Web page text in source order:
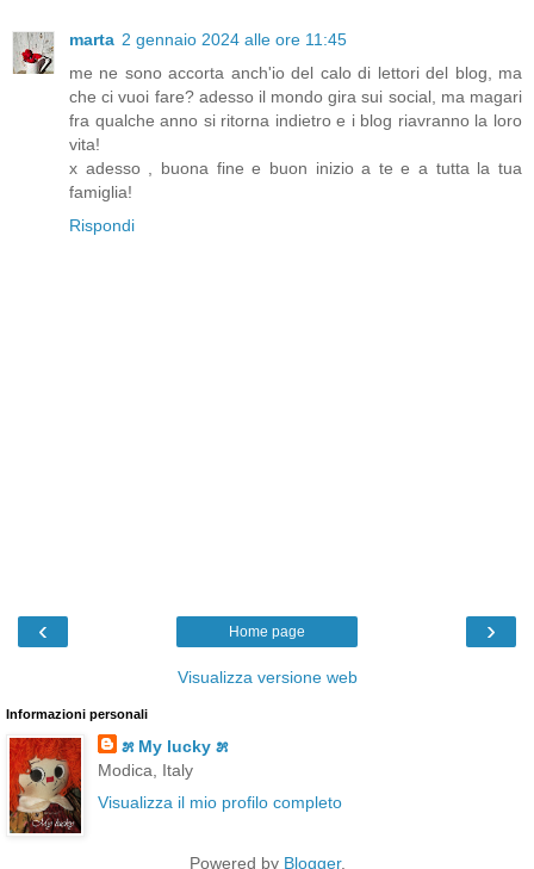
marta 2 gennaio 2024 alle ore 11:45
me ne sono accorta anch'io del calo di lettori del blog, ma
che ci vuoi fare? adesso il mondo gira sui social, ma magari
fra qualche anno si ritorna indietro e i blog riavranno la loro
vita!
x adesso , buona fine e buon inizio a te e a tutta la tua
famiglia!
Rispondi
‹ ›
Home page
Visualizza versione web
Informazioni personali
೫ My lucky ೫
Modica, Italy
Visualizza il mio profilo completo
Powered by Blogger.